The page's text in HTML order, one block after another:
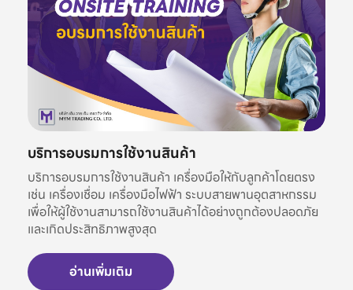
บริการอบรมการใช้งานสินค้า
บริการอบรมการใช้งานสินค้า เครื่องมือให้กับลูกค้าโดยตรง
เช่น เครื่องเชื่อม เครื่องมือไฟฟ้า ระบบสายพานอุตสาหกรรม
เพื่อให้ผู้ใช้งานสามารถใช้งานสินค้าได้อย่างถูกต้องปลอดภัย
และเกิดประสิทธิภาพสูงสุด
อ่านเพิ่มเติม